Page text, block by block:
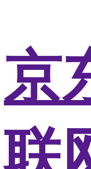
京
联